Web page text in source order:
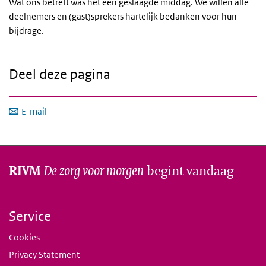
deelnemers en (gast)sprekers hartelijk bedanken voor hun
bijdrage.
Deel deze pagina
E-mail
RIVMDe zorg voor morgen begint vandaag
Service
Cookies
Privacy Statement